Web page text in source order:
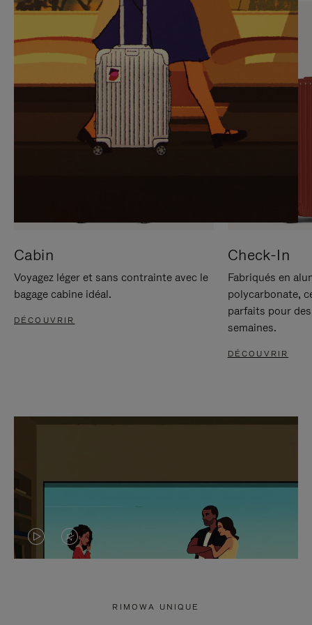
SUR
POUR
METTRE
PAUSE
VEUILLEZ
CLIQUER
POUR
RÉACTIVER
LE
SON
Cabin
Voyagez léger et sans contrainte avec le
bagage cabine idéal.
DÉCOUVRIR
Check-In
Fabriqués en
polycarbonate,
parfaits pour
semaines.
DÉCOUVRIR
LA LE
RIMOWA UNIQUE